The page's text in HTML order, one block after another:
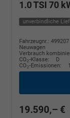
1.0 TSI 70
unverbindliche
Fahrzeugnr.: 499207
Neuwagen
Verbrauch
CO2-Klasse:
D
CO2-Emissionen:
19.590,– €